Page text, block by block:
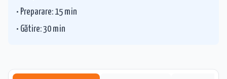
• Preparare: 15 min
• Gătire:30 min